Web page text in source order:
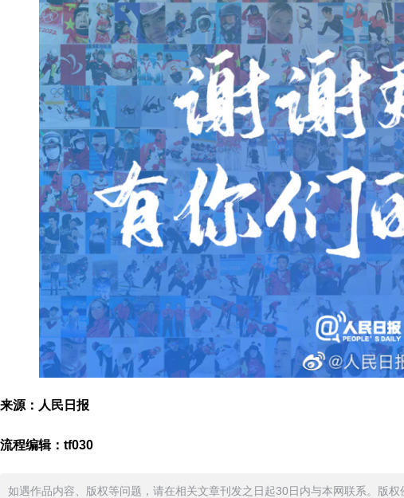
来源：人民日报
流程编辑：tf030
如遇作品内容、版权等问题，请在相关文章刊发之日起30日内与本网联系。版